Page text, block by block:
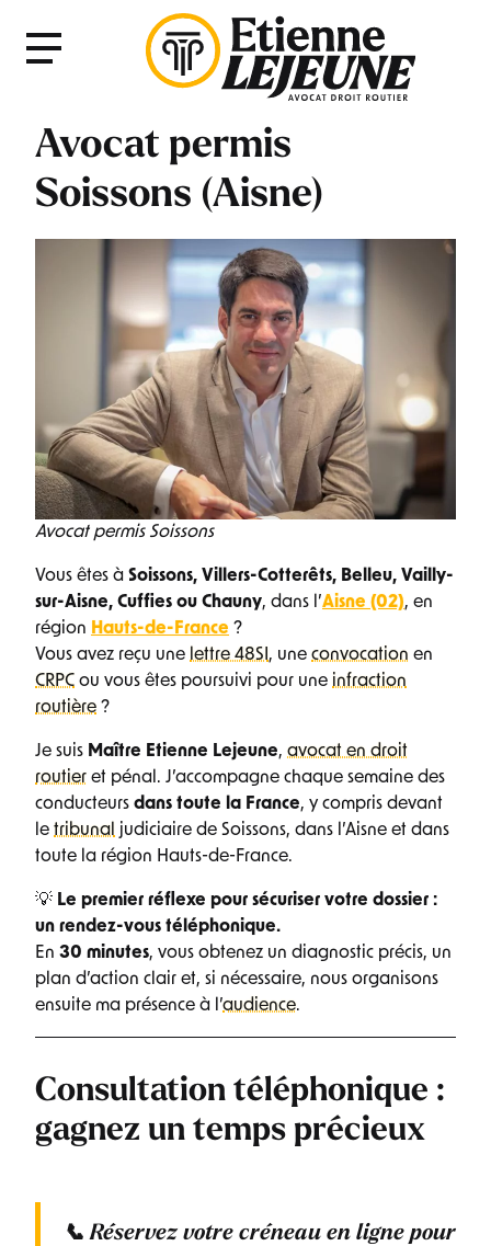
Menu
Avocat permis
Soissons (Aisne)
Avocat permis Soissons
Vous êtes à Soissons, Villers-Cotterêts, Belleu, Vailly-
sur-Aisne, Cuffies ou Chauny, dans l’Aisne (02), en
région Hauts-de-France ?
Vous avez reçu une lettre 48SI , une convocation en
CRPC ou vous êtes poursuivi pour une infraction
routière ?
Je suis Maître Etienne Lejeune, avocat en droit
routier et pénal. J’accompagne chaque semaine des
conducteurs dans toute la France, y compris devant
le tribunal judiciaire de Soissons, dans l’Aisne et dans
toute la région Hauts-de-France.
💡 Le premier réflexe pour sécuriser votre dossier :
un rendez-vous téléphonique.
En 30 minutes, vous obtenez un diagnostic précis, un
plan d’action clair et, si nécessaire, nous organisons
ensuite ma présence à l’audience.
Consultation téléphonique :
gagnez un temps précieux
📞Réservez votre créneau en ligne pour
Fermer